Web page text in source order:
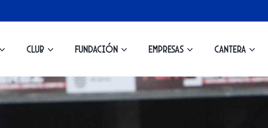
Club Fundación Empresas Cantera